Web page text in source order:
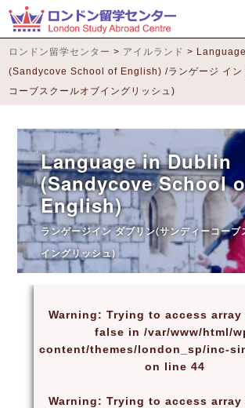
ロンドン留学センター > アイルランド >
(Sandycove School of English) /ランゲージ イン
コーブスクールオブイングリッシュ)
Language in Dublin
(Sandycove School
English)
ランゲージイン ダブリン(サンディーコーブ
イングリッシュ)
Warning: Trying to access
false in/var/www/html/
content/themes/london_sp/inc-
on line44
Warning: Trying to access